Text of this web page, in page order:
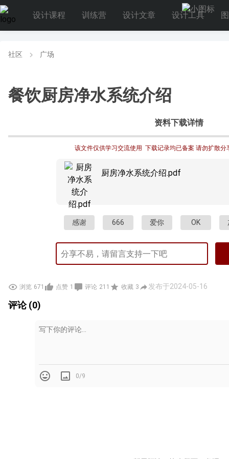
设计课程 训练营 设计文章 设计工具
社区 广场
餐饮厨房净水系统介绍
资料下载详情
该文件仅供学习交流使用  下载记录均已备案 请勿扩散分
厨房净水系统介绍.pdf
感谢 666 爱你 OK
浏览 671 点赞 1 评论 211 收藏 3 发布于2024-05-16
评论 (0)
0/9